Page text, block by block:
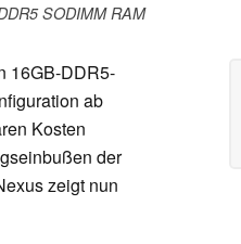
SODIMM RAM
16GB-DDR5-
ab
Kosten
der
zeigt nun